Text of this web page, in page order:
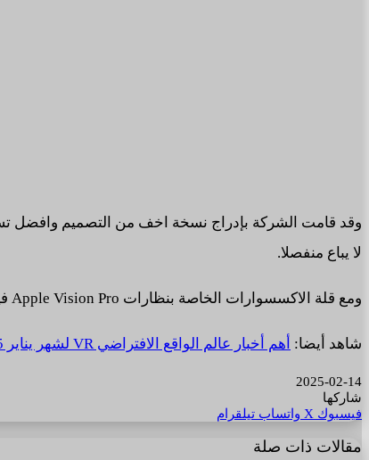
لا يباع منفصلا.
ومع قلة الاكسسوارات الخاصة بنظارات Apple Vision Pro فيبدو هذا الغطاء خيار جيد للشراء.
شاهد أيضا: أهم أخبار عالم الواقع الافتراضي VR لشهر يناير 2025.
2025-02-14
شاركها
فيسبوك ‫X واتساب تيلقرام
مقالات ذات صلة